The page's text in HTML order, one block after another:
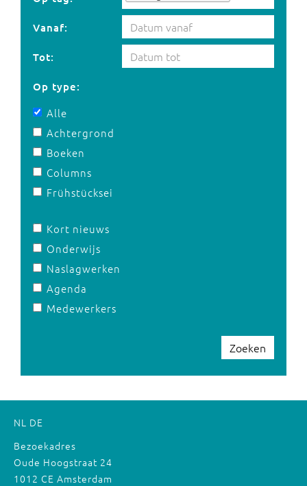
Vanaf:
Tot:
Op type:
Alle
Achtergrond
Boeken
Columns
Frühstücksei
Kort nieuws
Onderwijs
Naslagwerken
Agenda
Medewerkers
Zoeken
NL DE
Bezoekadres
Oude Hoogstraat 24
1012 CE Amsterdam